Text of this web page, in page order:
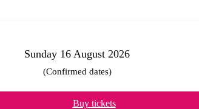
Sunday 16 August 2026
(Confirmed dates)
Buy tickets